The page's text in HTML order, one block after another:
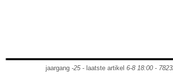
jaargang -25- laatste artikel 6-8 18:00-